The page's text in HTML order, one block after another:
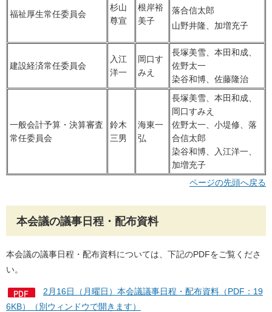
福祉厚生常任委員会
杉山
尊宣
根岸裕
美子
落合信太郎
山野井隆、加増充子
建設経済常任委員会
入江
洋一
岡口す
みえ
長塚美雪、本田和成、
佐野太一
染谷和博、佐藤隆治
一般会計予算・決算審査
常任委員会
鈴木
三男
海東一
弘
長塚美雪、本田和成、
岡口すみえ
佐野太一、小堤修、落
合信太郎
染谷和博、入江洋一、
加増充子
ページの先頭へ戻る
本会議の議事日程・配布資料
本会議の議事日程・配布資料については、下記のPDFをご覧くださ
い。
2月16日（月曜日）本会議議事日程・配布資料（PDF：19
6KB）（別ウィンドウで開きます）